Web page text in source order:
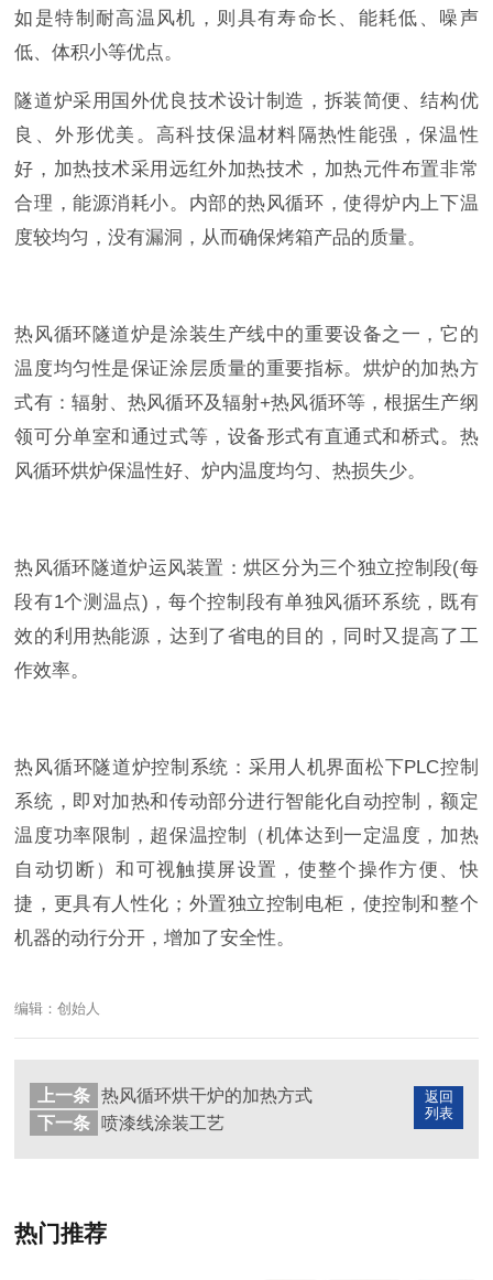
如是特制耐高温风机，则具有寿命长、能耗低、噪声
低、体积小等优点。
隧道炉采用国外优良技术设计制造，拆装简便、结构优
良、外形优美。高科技保温材料隔热性能强，保温性
好，加热技术采用远红外加热技术，加热元件布置非常
合理，能源消耗小。内部的热风循环，使得炉内上下温
度较均匀，没有漏洞，从而确保烤箱产品的质量。
热风循环隧道炉是涂装生产线中的重要设备之一，它的
温度均匀性是保证涂层质量的重要指标。烘炉的加热方
式有：辐射、热风循环及辐射+热风循环等，根据生产纲
领可分单室和通过式等，设备形式有直通式和桥式。热
风循环烘炉保温性好、炉内温度均匀、热损失少。
热风循环隧道炉运风装置：烘区分为三个独立控制段(每
段有1个测温点)，每个控制段有单独风循环系统，既有
效的利用热能源，达到了省电的目的，同时又提高了工
作效率。
热风循环隧道炉控制系统：采用人机界面松下PLC控制
系统，即对加热和传动部分进行智能化自动控制，额定
温度功率限制，超保温控制（机体达到一定温度，加热
自动切断）和可视触摸屏设置，使整个操作方便、快
捷，更具有人性化；外置独立控制电柜，使控制和整个
机器的动行分开，增加了安全性。
编辑：创始人
返回
列表
上一条
热风循环烘干炉的加热方式
下一条
喷漆线涂装工艺
热门推荐